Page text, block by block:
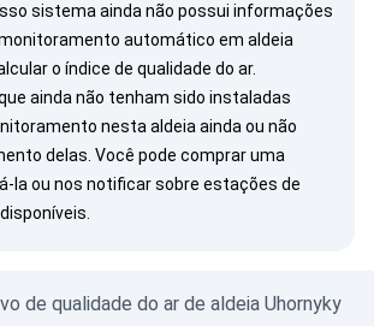
sistema ainda não possui informações
automático em aldeia
o índice de qualidade do ar.
ainda não tenham sido instaladas
nesta aldeia ainda ou não
delas. Você pode comprar uma
la ou nos notificarsobre estações de
de qualidade do ar de aldeia Uhornyky